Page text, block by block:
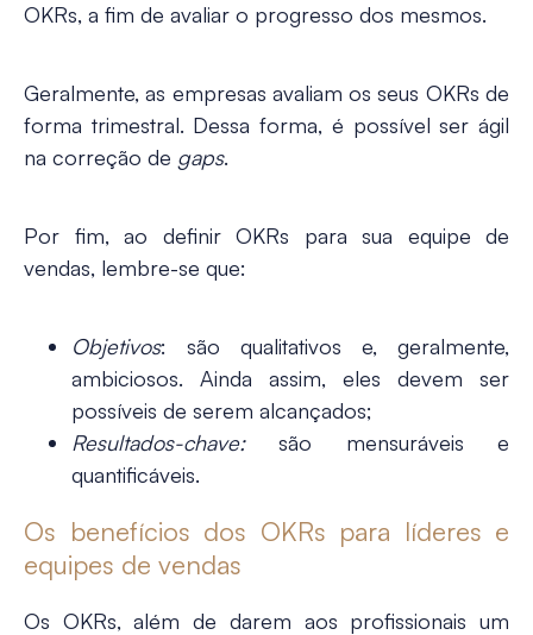
OKRs, a fim de avaliar o progresso dos mesmos.
Geralmente, as empresas avaliam os seus OKRs de
forma trimestral. Dessa forma, é possível ser ágil
na correção de gaps.
Por fim, ao definir OKRs para sua equipe de
vendas, lembre-se que:
Objetivos: são qualitativos e, geralmente,
ambiciosos. Ainda assim, eles devem ser
possíveis de serem alcançados;
Resultados-chave:são mensuráveis e
quantificáveis.
Os benefícios dos OKRs para líderes e
equipes de vendas
Os OKRs, além de darem aos profissionais um